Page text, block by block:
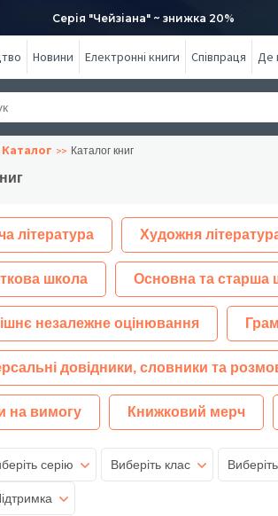
Серія "Чейзіана" ~ знижка 20%
Новини Електронні книги Співпраця Де
Каталог Каталог книг
література Художня
школа Основна та старша
незалежне оцінювання
довідники, словники та
на вимогу Книжковий мерч
серію Виберіть клас